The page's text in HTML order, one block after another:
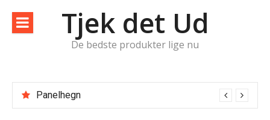
indhold
Tjek det Ud
De bedste produkter lige nu
Panelhegn